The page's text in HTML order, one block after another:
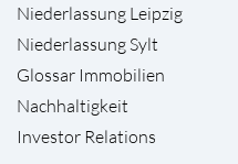
Niederlassung Leipzig
Niederlassung Sylt
Glossar Immobilien
Nachhaltigkeit
Investor Relations